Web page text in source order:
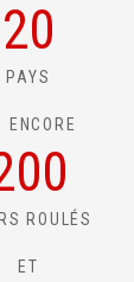
20
PAYS
ENCORE
ROULÉS
ET